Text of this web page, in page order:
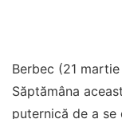
Berbec (21
Săptămâna
puternică de a